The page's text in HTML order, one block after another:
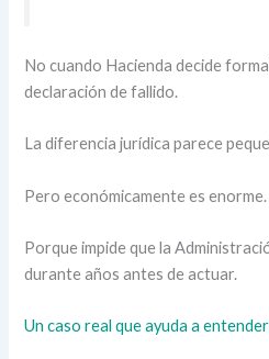
No cuando Hacienda decide
declaración de fallido.
La diferencia jurídica parece
Pero económicamente es enorme.
Porque impide que la
durante años antes de actuar.
Un caso real que ayuda a